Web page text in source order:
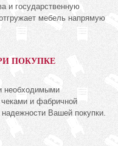
и государственную
мебель напрямую
ПОКУПКЕ
необходимыми
и фабричной
Вашей покупки.